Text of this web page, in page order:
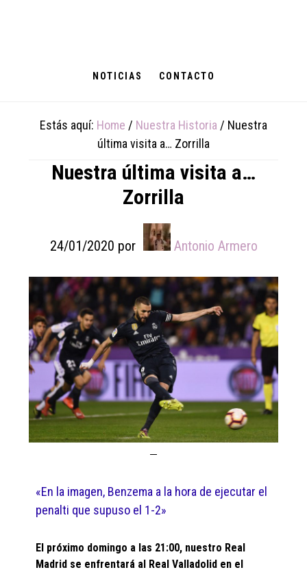
NOTICIAS CONTACTO
Estás aquí: Home / Nuestra Historia / Nuestra
última visita a… Zorrilla
Nuestra última visita a…
Zorrilla
24/01/2020 por Antonio Armero
«En la imagen, Benzema a la hora de ejecutar el
penalti que supuso el 1-2»
El próximo domingo a las 21:00, nuestro Real
Madrid se enfrentará al Real Valladolid en el